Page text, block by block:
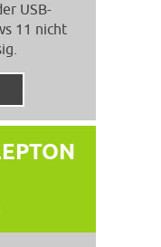
USB-
11 nicht